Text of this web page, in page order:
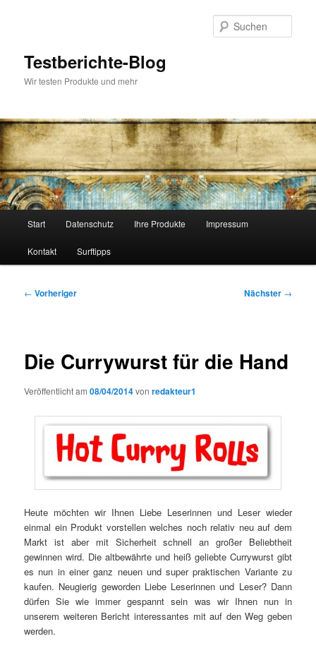
Testberichte-Blog
Wir testen Produkte und mehr
Start Datenschutz Ihre Produkte Impressum
Kontakt Surftipps
Beitragsnavigation
← Vorheriger Nächster →
Die Currywurst für die Hand
Veröffentlicht am08/04/2014vonredakteur1
Heute möchten wir Ihnen Liebe Leserinnen und Leser wieder
einmal ein Produkt vorstellen welches noch relativ neu auf dem
Markt ist aber mit Sicherheit schnell an großer Beliebtheit
gewinnen wird. Die altbewährte und heiß geliebte Currywurst gibt
es nun in einer ganz neuen und super praktischen Variante zu
kaufen. Neugierig geworden Liebe Leserinnen und Leser? Dann
dürfen Sie wie immer gespannt sein was wir Ihnen nun in
unserem weiteren Bericht interessantes mit auf den Weg geben
werden.